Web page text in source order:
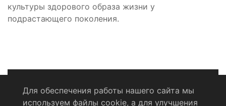
культуры здорового образа жизни у
подрастающего поколения.
Для обеспечения работы нашего сайта мы
используем файлы cookie, а для улучшения